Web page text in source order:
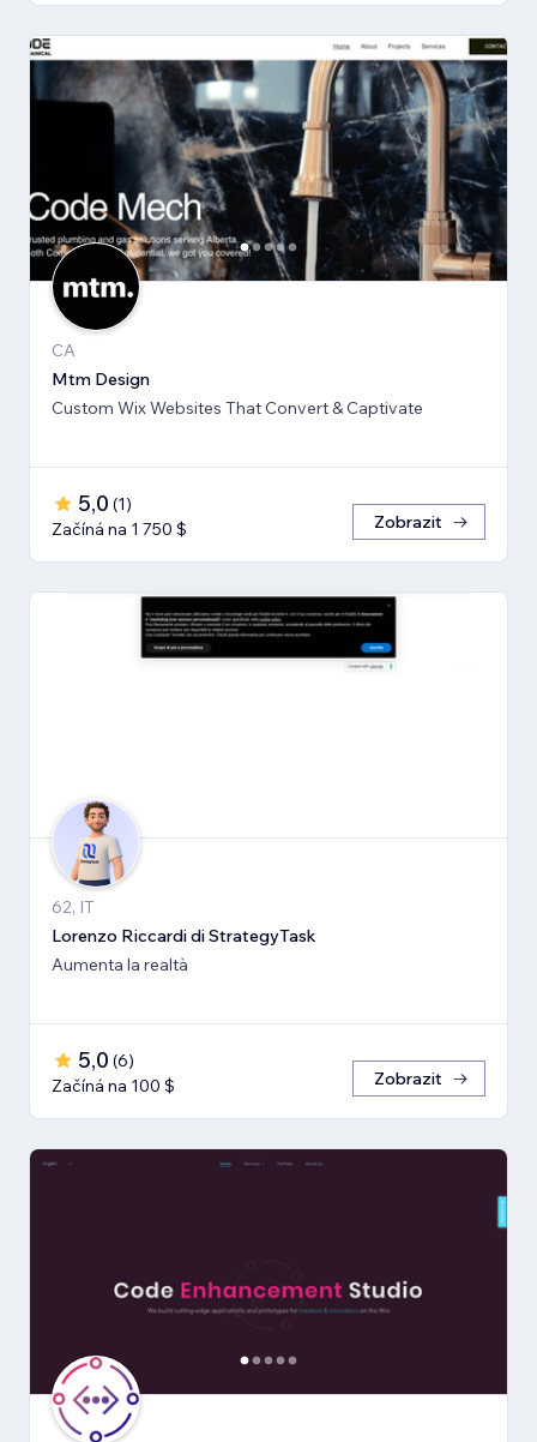
CA
Mtm Design
Custom Wix Websites That Convert & Captivate
5,0 (1)
Začíná na 1 750 $
Zobrazit
62, IT
Lorenzo Riccardi di StrategyTask
Aumenta la realtà
5,0 (6)
Začíná na 100 $
Zobrazit